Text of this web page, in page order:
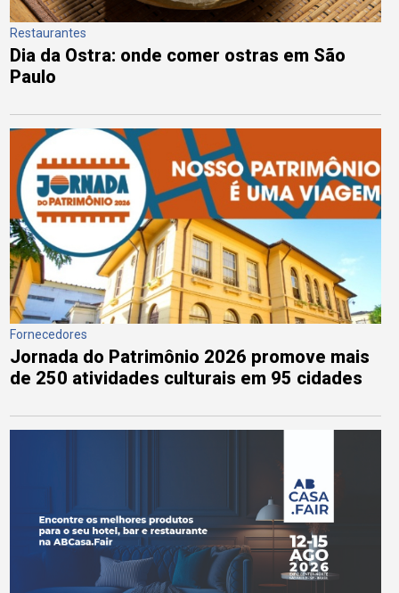
Restaurantes
Dia da Ostra: onde comer ostras em São
Paulo
Fornecedores
Jornada do Patrimônio 2026 promove mais
de 250 atividades culturais em 95 cidades